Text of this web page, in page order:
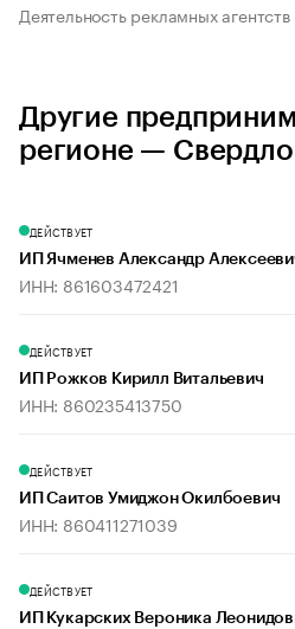
Деятельность рекламных агентств
Другие
регионе —
ДЕЙСТВУЕТ
ИП Ячменев Александр
ИНН: 861603472421
ДЕЙСТВУЕТ
ИП Рожков Кирилл Витальевич
ИНН: 860235413750
ДЕЙСТВУЕТ
ИП Саитов Умиджон Окилбоевич
ИНН: 860411271039
ДЕЙСТВУЕТ
ИП Кукарских Вероника